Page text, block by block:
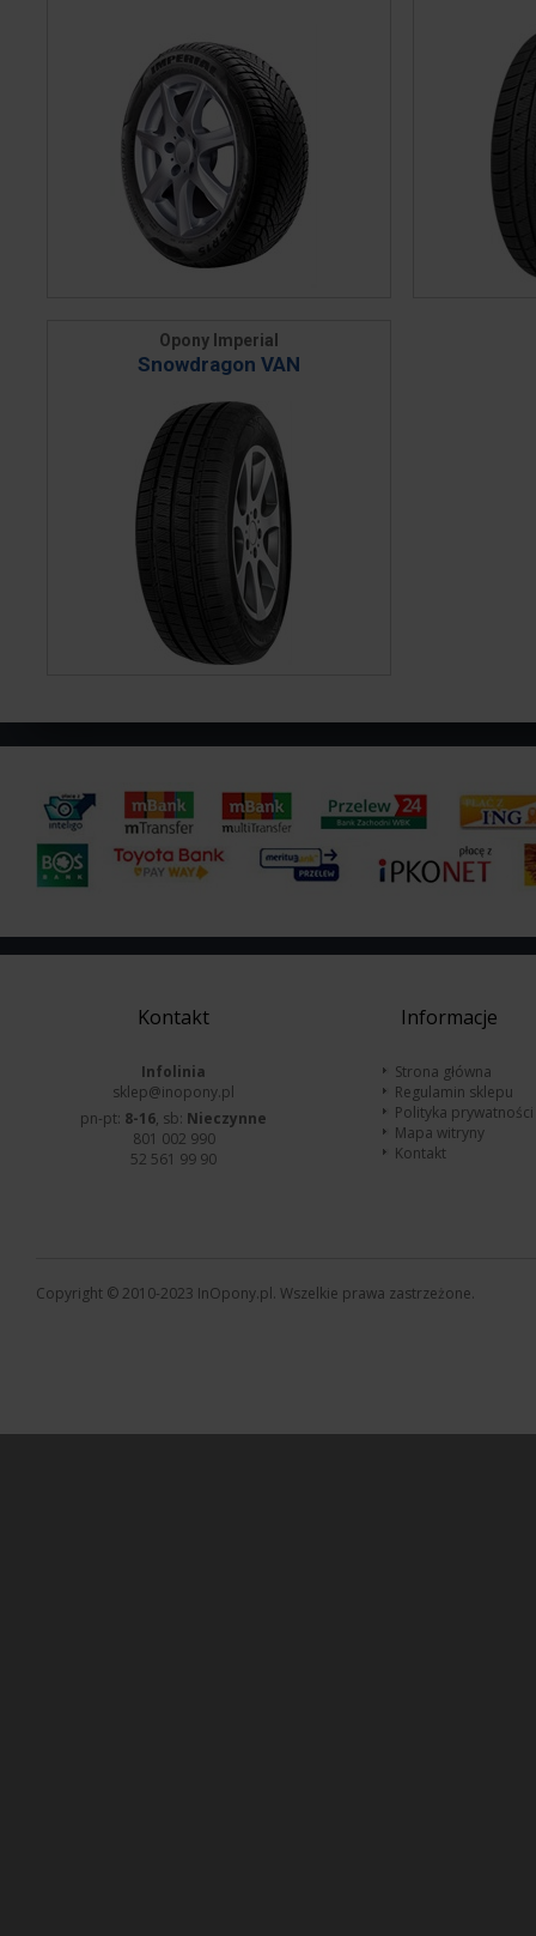
Opony Imperial
Snowdragon VAN
Kontakt
Infolinia
sklep@inopony.pl
pn-pt: 8-16, sb: Nieczynne
801 002 990
52 561 99 90
Informacje
Strona główna
Regulamin sklepu
Polityka prywatności
Mapa witryny
Kontakt
Copyright © 2010-2023 InOpony.pl. Wszelkie prawa zastrzeżone.